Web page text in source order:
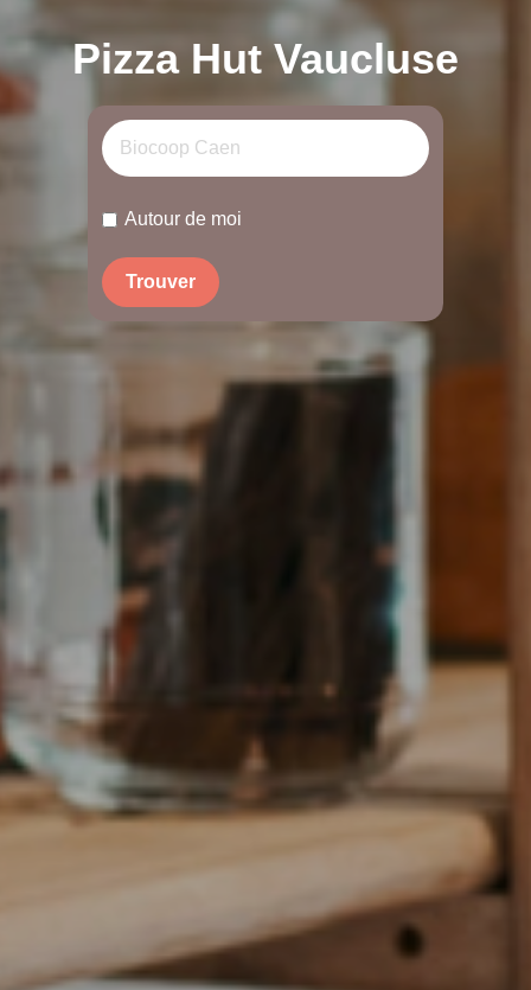
Pizza Hut Vaucluse
Autour de moi
Trouver